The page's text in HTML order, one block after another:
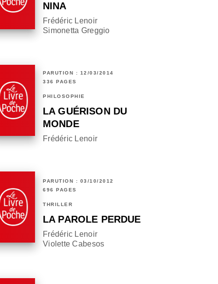
NINA
Frédéric Lenoir
Simonetta Greggio
PARUTION : 12/03/2014
336 PAGES
PHILOSOPHIE
LA GUÉRISON DU
MONDE
Frédéric Lenoir
PARUTION : 03/10/2012
696 PAGES
THRILLER
LA PAROLE PERDUE
Frédéric Lenoir
Violette Cabesos